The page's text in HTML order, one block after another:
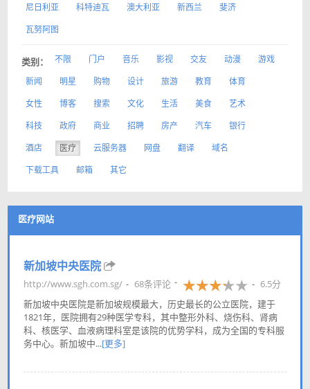
尼日利亚
科特迪瓦 澳大利亚 新西兰
斐济
瓦努阿图
类别： 不限 门户 音乐 影视 交友 动漫
游戏
新闻
明星 购物 设计 旅游 教育
体育
女性
博客 搜索 文化 生活 美食
艺术
科技
政府 商业 招聘 房产 汽车
银行
酒店
医疗 云服务器 网盘 翻译
域名
下载工具
邮箱 其它
医疗网站
新加坡中央医院
http://www.sgh.com.sg/ 68条评论
6.5分
新加坡中央医院是新加坡规模最大，历史最长的公立医院，建于
1821年，医院拥有29种医学专科，其中整形外科、烧伤科、肾病
科、核医学、血液病理科室是该院的优势学科，成为全国的专科服
务中心。新加坡中...[更多]